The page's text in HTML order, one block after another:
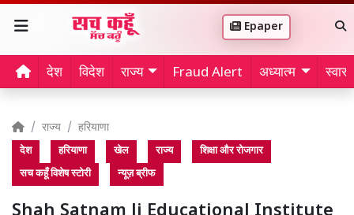
Epaper
देश विदेश राज्य Fraud Alert अध्यात्म
राज्य हरियाणा
देश हरियाणा खेल राज्य
शिक्षा और रोजगार
सच कहूँ विशेष स्टोरी
न्यूज़ ब्रीफ